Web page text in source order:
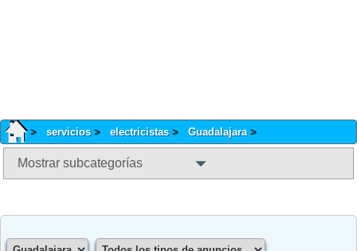
servicios electricistas Guadalajara
Mostrar subcategorías